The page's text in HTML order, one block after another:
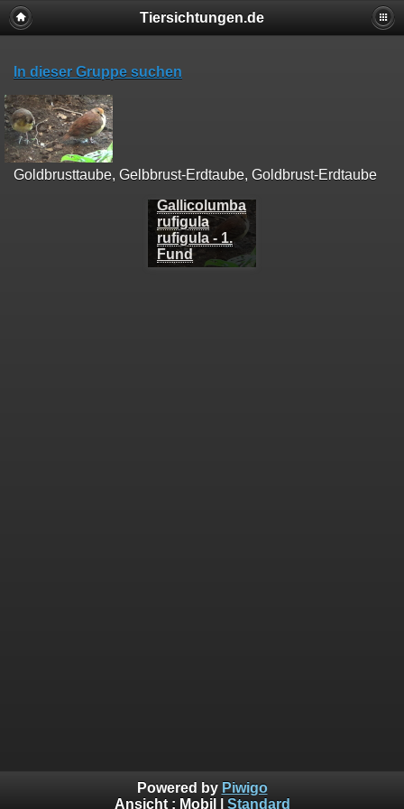
Tiersichtungen.de
In dieser Gruppe suchen
Goldbrusttaube, Gelbbrust-Erdtaube, Goldbrust-Erdtaube
Gallicolumba
rufigula
rufigula - 1.
Fund
Powered by Piwigo
Ansicht : Mobil Standard